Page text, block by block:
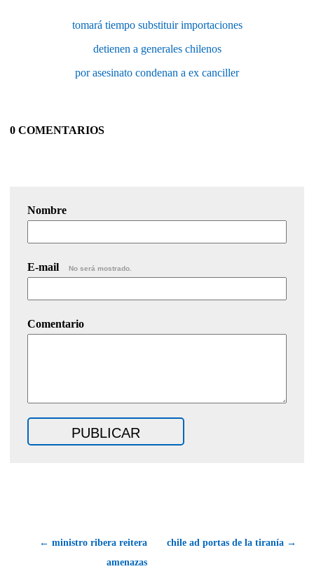
tomará tiempo substituir importaciones
detienen a generales chilenos
por asesinato condenan a ex canciller
0 COMENTARIOS
Nombre
E-mail No será mostrado.
Comentario
← ministro ribera reitera
amenazas
chile ad portas de la tiranía →